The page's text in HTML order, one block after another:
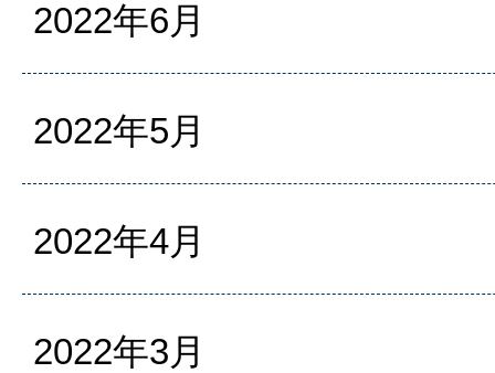
2022年6月
2022年5月
2022年4月
2022年3月